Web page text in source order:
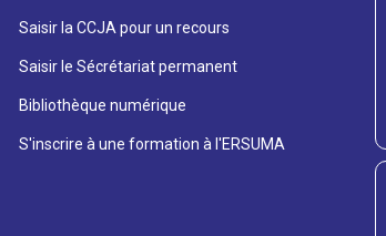
Saisir la CCJA pour un recours
Saisir le Sécrétariat permanent
Bibliothèque numérique
S'inscrire à une formation à l'ERSUMA